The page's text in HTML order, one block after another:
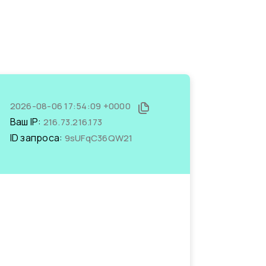
2026-08-06 17:54:09 +0000
Ваш IP: 216.73.216.173
ID запроса: 9sUFqC36QW21